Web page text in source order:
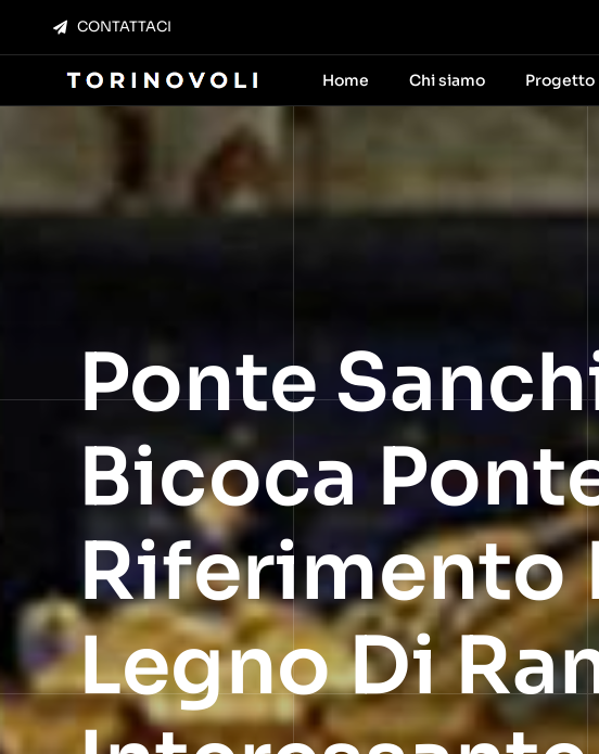
contenuto
CONTATTACI
Home Chi siamo Progetto
Ponte
Bicoca
Riferimento
Legno Di